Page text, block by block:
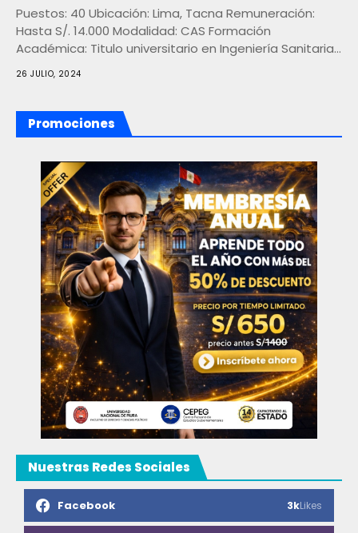
Puestos: 40 Ubicación: Lima, Tacna Remuneración:
Hasta S/. 14.000 Modalidad: CAS Formación
Académica: Titulo universitario en Ingeniería Sanitaria,
Ingeniería Civil o afines, Administración,...
26 JULIO, 2024
Promociones
Nuestras Redes Sociales
Facebook 3kLikes